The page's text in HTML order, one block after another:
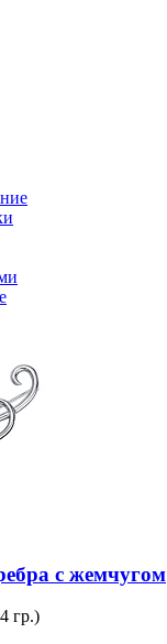
с жемчугом
гр.)